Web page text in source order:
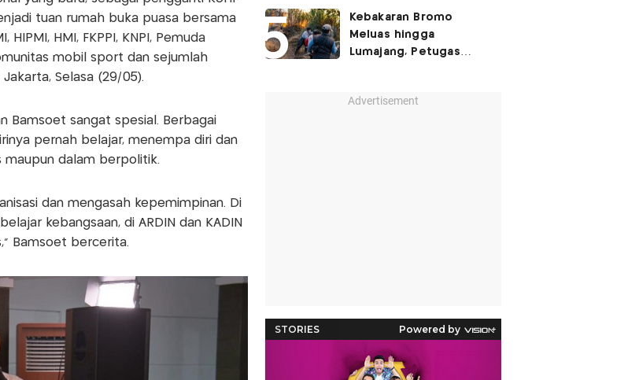
tuan rumah buka puasa bersama
HIPMI, HMI, FKPPI, KNPI, Pemuda
mobil sport dan sejumlah
Jakarta, Selasa (29/05).
Bamsoet sangat spesial. Berbagai
pernah belajar, menempa diri dan
maupun dalam berpolitik.
dan mengasah kepemimpinan. Di
kebangsaan, di ARDIN dan KADIN
Bamsoet bercerita.
Kebakaran Bromo
Meluas hingga
Lumajang, Petugas
Advertisement